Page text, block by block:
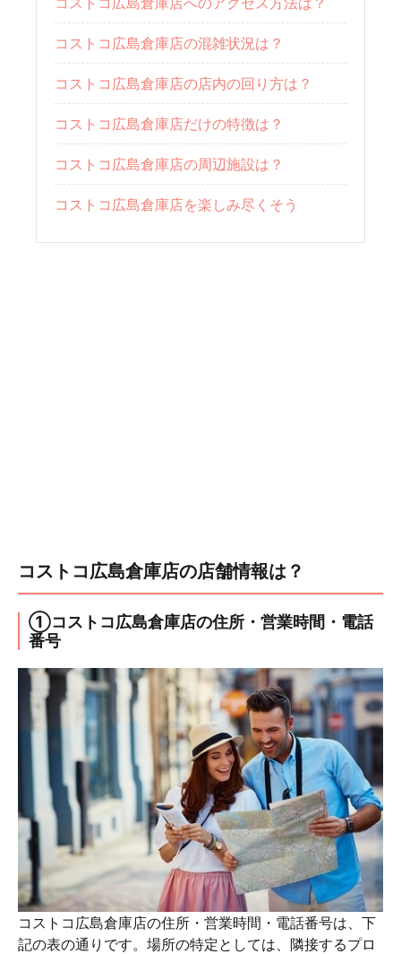
コストコ広島倉庫店の混雑状況は？
コストコ広島倉庫店の店内の回り方は？
コストコ広島倉庫店だけの特徴は？
コストコ広島倉庫店の周辺施設は？
コストコ広島倉庫店を楽しみ尽くそう
コストコ広島倉庫店の店舗情報は？
①コストコ広島倉庫店の住所・営業時間・電話
番号
コストコ広島倉庫店の住所・営業時間・電話番号は、下
記の表の通りです。場所の特定としては、隣接するプロ